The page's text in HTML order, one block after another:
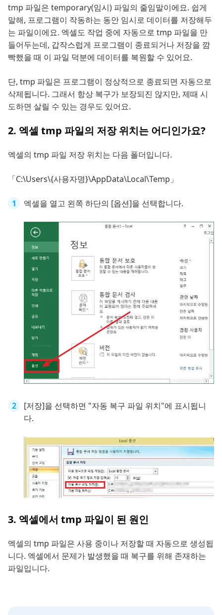
tmp 파일은 temporary(임시) 파일의 줄임말이에요. 쉽게
말해, 프로그램이 작동하는 동안 임시로 데이터를 저장해두
는 파일이에요. 엑셀도 작업 중에 자동으로 tmp 파일을 만
들어두는데, 갑작스럽게 프로그램이 종료되거나 저장을 깜
빡했을 때 이 파일 덕분에 데이터를 복원할 수 있어요.
단, tmp 파일은 프로그램이 정상적으로 종료되면 자동으로
삭제됩니다. 그래서 항상 복구가 보장되진 않지만, 제때 시
도하면 살릴 수 있는 경우도 있어요.
2. 엑셀 tmp 파일의 저장 위치는 어디인가요?
엑셀의 tmp 파일 저장 위치는 다음 폴더입니다.
「C:\Users\{사용자명}\AppData\Local\Temp」
엑셀을 열고 왼쪽 하단의 [옵션]을 선택합니다.
[저장]을 선택하면 "자동 복구 파일 위치"에 표시됩니
다.
3. 엑셀에서 tmp 파일이 된 원인
엑셀의 tmp 파일은 사용 중이나 저장할 때 자동으로 생성됩
니다. 엑셀에서 문제가 발생했을 때 복구를 위해 존재하는
파일입니다.